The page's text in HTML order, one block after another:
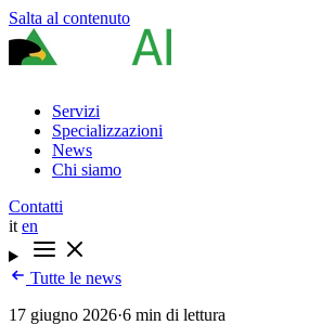
Salta al contenuto
Servizi
Specializzazioni
News
Chi siamo
Contatti
it en
Tutte le news
17 giugno 2026·6 min di lettura